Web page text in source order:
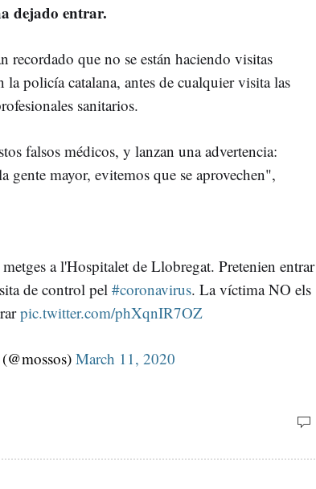
dejado entrar.
recordado que no se están haciendo visitas
policía catalana, antes de cualquier visita las
sanitarios.
falsos médicos, y lanzan una advertencia:
gente mayor, evitemos que se aprovechen",
a l'Hospitalet de Llobregat. Pretenien entrar
de control pel #coronavirus. La víctima NO els
pic.twitter.com/phXqnIR7OZ
March 11, 2020